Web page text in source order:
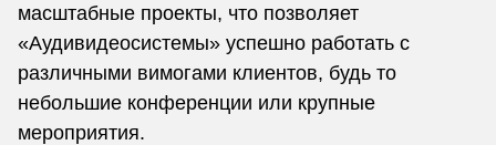
масштабные проекты, что позволяет
«Аудивидеосистемы» успешно работать с
различными вимогами клиентов, будь то
небольшие конференции или крупные
мероприятия.